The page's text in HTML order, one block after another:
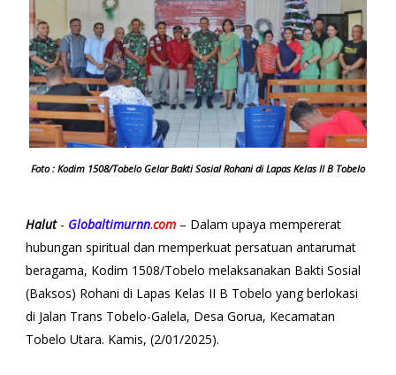
Foto : Kodim 1508/Tobelo Gelar Bakti Sosial Rohani di Lapas Kelas II B Tobelo
Halut- Globaltimurnn.com– Dalam upaya mempererat
hubungan spiritual dan memperkuat persatuan antarumat
beragama, Kodim 1508/Tobelo melaksanakan Bakti Sosial
(Baksos) Rohani di Lapas Kelas II B Tobelo yang berlokasi
di Jalan Trans Tobelo-Galela, Desa Gorua, Kecamatan
Tobelo Utara. Kamis, (2/01/2025).